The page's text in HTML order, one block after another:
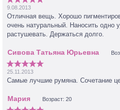
9.08.2013
Отличная вещь. Хорошо
очень натуральный. Наносить одно
растушевать. Держаться долго.
25.11.2013
Самые лучшие румяна. Сочетание
Возраст: 20